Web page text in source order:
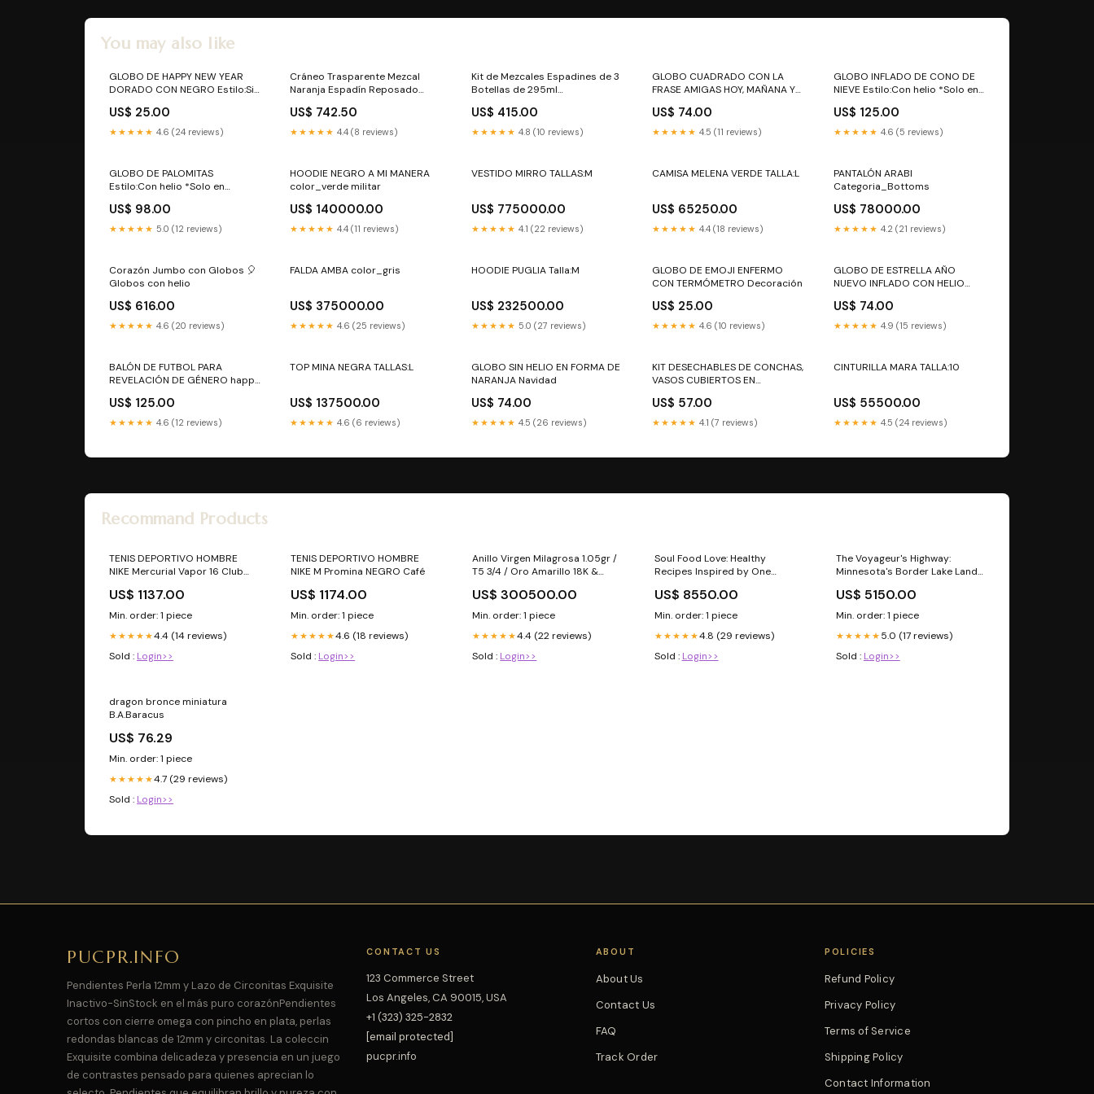
You may also like
GLOBO DE HAPPY NEW YEAR
DORADO CON NEGRO Estilo:Sin
US$ 25.00
★★★★★ 4.6 (24 reviews)
Cráneo Trasparente Mezcal
Naranja Espadín Reposado
US$ 742.50
★★★★★ 4.4 (8 reviews)
Kit de Mezcales Espadines de 3
Botellas de 295ml
US$ 415.00
★★★★★ 4.8 (10 reviews)
GLOBO CUADRADO CON LA
FRASE AMIGAS HOY, MAÑANA Y
US$ 74.00
★★★★★ 4.5 (11 reviews)
GLOBO INFLADO DE CONO DE
NIEVE Estilo:Con helio *Solo en
US$ 125.00
★★★★★ 4.6 (5 reviews)
GLOBO DE PALOMITAS
Estilo:Con helio *Solo en
US$ 98.00
★★★★★ 5.0 (12 reviews)
HOODIE NEGRO A MI MANERA
color_verde militar
US$ 140000.00
★★★★★ 4.4 (11 reviews)
VESTIDO MIRRO TALLAS:M
US$ 775000.00
★★★★★ 4.1 (22 reviews)
CAMISA MELENA VERDE TALLA:L
US$ 65250.00
★★★★★ 4.4 (18 reviews)
PANTALÓN ARABI
Categoria_Bottoms
US$ 78000.00
★★★★★ 4.2 (21 reviews)
Corazón Jumbo con Globos 🎈
Globos con helio
US$ 616.00
★★★★★ 4.6 (20 reviews)
FALDA AMBA color_gris
US$ 375000.00
★★★★★ 4.6 (25 reviews)
HOODIE PUGLIA Talla:M
US$ 232500.00
★★★★★ 5.0 (27 reviews)
GLOBO DE EMOJI ENFERMO
CON TERMÓMETRO Decoración
US$ 25.00
★★★★★ 4.6 (10 reviews)
GLOBO DE ESTRELLA AÑO
NUEVO INFLADO CON HELIO
US$ 74.00
★★★★★ 4.9 (15 reviews)
BALÓN DE FUTBOL PARA
REVELACIÓN DE GÉNERO happy
US$ 125.00
★★★★★ 4.6 (12 reviews)
TOP MINA NEGRA TALLAS:L
US$ 137500.00
★★★★★ 4.6 (6 reviews)
GLOBO SIN HELIO EN FORMA DE
NARANJA Navidad
US$ 74.00
★★★★★ 4.5 (26 reviews)
KIT DESECHABLES DE CONCHAS,
VASOS CUBIERTOS EN
US$ 57.00
★★★★★ 4.1 (7 reviews)
CINTURILLA MARA TALLA:10
US$ 55500.00
★★★★★ 4.5 (24 reviews)
Recommand Products
TENIS DEPORTIVO HOMBRE
NIKE Mercurial Vapor 16 Club
US$ 1137.00
Min. order: 1 piece
★★★★★4.4 (14 reviews)
Sold : Login>>
TENIS DEPORTIVO HOMBRE
NIKE M Promina NEGRO Café
US$ 1174.00
Min. order: 1 piece
★★★★★4.6 (18 reviews)
Sold : Login>>
Anillo Virgen Milagrosa 1.05gr /
T5 3/4 / Oro Amarillo 18K &
US$ 300500.00
Min. order: 1 piece
★★★★★4.4 (22 reviews)
Sold : Login>>
Soul Food Love: Healthy
Recipes Inspired by One
Black Family: A Cookbook asus
US$ 8550.00
Min. order: 1 piece
★★★★★4.8 (29 reviews)
Sold : Login>>
The Voyageur's Highway:
Minnesota's Border Lake Land
US$ 5150.00
Min. order: 1 piece
★★★★★ 5.0 (17 reviews)
Sold : Login>>
dragon bronce miniatura
B.A.Baracus
US$ 76.29
Min. order: 1 piece
★★★★★4.7 (29 reviews)
Sold : Login>>
PUCPR.INFO
Pendientes Perla 12mm y Lazo de Circonitas Exquisite
Inactivo-SinStock en el más puro corazónPendientes
cortos con cierre omega con pincho en plata, perlas
redondas blancas de 12mm y circonitas. La coleccin
Exquisite combina delicadeza y presencia en un juego
de contrastes pensado para quienes aprecian lo
CONTACT US
123 Commerce Street
Los Angeles, CA 90015, USA
+1 (323) 325-2832
[email protected]
pucpr.info
ABOUT
About Us
Contact Us
FAQ
Track Order
POLICIES
Refund Policy
Privacy Policy
Terms of Service
Shipping Policy
Contact Information